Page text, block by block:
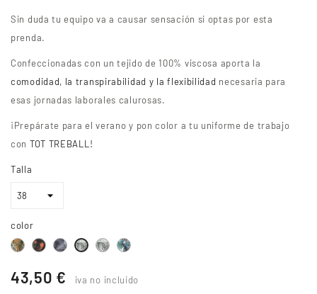
Sin duda tu equipo va a causar sensación si optas por esta
prenda.
Confeccionadas con un tejido de 100% viscosa aporta la
comodidad, la transpirabilidad y la flexibilidad necesaria para
esas jornadas laborales calurosas.
¡Prepárate para el verano y pon color a tu uniforme de trabajo
con TOT TREBALL!
Talla
color
hawaianaparaisoHibiscusRoyalCoconut
Palma
43,50 € iva no incluido